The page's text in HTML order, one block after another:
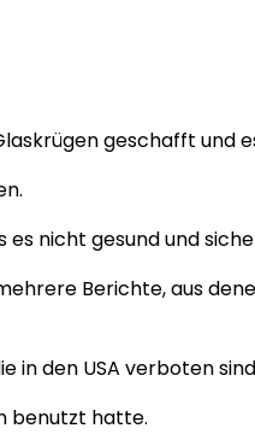
geschafft und
nicht gesund und
Berichte, aus
in den USA verboten sind
benutzt hatte.